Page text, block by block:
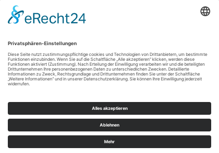
Psalm 65,9
Der Kerkermeister freute sich mit seinem ganzen Hause,
Apostelgeschichte 16,34
© Evangelische Brüder-Unität – Herrnhuter Brüdergemeine
Weitere Informationen finden Sie hier
© Ev.-Luth. Kirchenbezirk Leisnig-Oschatz 2026